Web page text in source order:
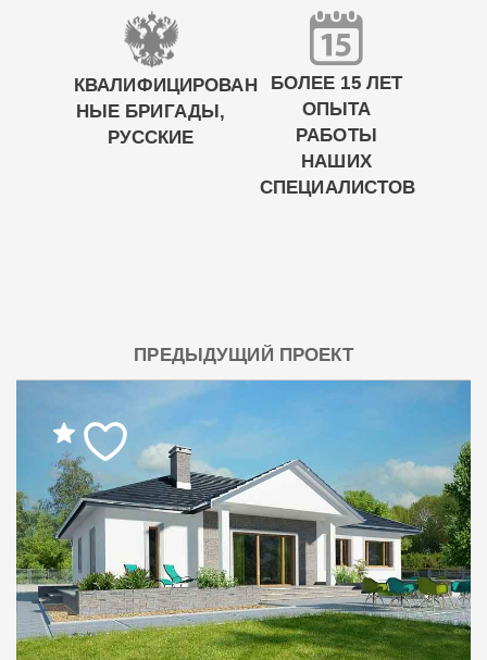
КВАЛИФИЦИРОВАН
НЫЕ БРИГАДЫ,
РУССКИЕ
БОЛЕЕ 15 ЛЕТ
ОПЫТА
РАБОТЫ
НАШИХ
СПЕЦИАЛИСТОВ
ПРЕДЫДУЩИЙ ПРОЕКТ